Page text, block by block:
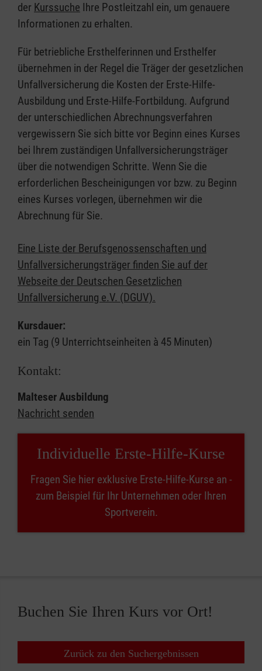
der Kurssuche Ihre Postleitzahl ein, um genauere
Informationen zu erhalten.
Für betriebliche Ersthelferinnen und Ersthelfer
übernehmen in der Regel die Träger der gesetzlichen
Unfallversicherung die Kosten der Erste-Hilfe-
Ausbildung und Erste-Hilfe-Fortbildung. Aufgrund
der unterschiedlichen Abrechnungsverfahren
vergewissern Sie sich bitte vor Beginn eines Kurses
bei Ihrem zuständigen Unfallversicherungsträger
über die notwendigen Schritte. Wenn Sie die
erforderlichen Bescheinigungen vor bzw. zu Beginn
eines Kurses vorlegen, übernehmen wir die
Abrechnung für Sie.
Eine Liste der Berufsgenossenschaften und
Unfallversicherungsträger finden Sie auf der
Webseite der Deutschen Gesetzlichen
Unfallversicherung e.V. (DGUV).
Kursdauer:
ein Tag (9 Unterrichtseinheiten à 45 Minuten)
Kontakt:
Malteser Ausbildung
Nachricht senden
Individuelle Erste-Hilfe-Kurse
Fragen Sie hier exklusive Erste-Hilfe-Kurse an -
zum Beispiel für Ihr Unternehmen oder Ihren
Sportverein.
Buchen Sie Ihren Kurs vor Ort!
Zurück zu den Suchergebnissen